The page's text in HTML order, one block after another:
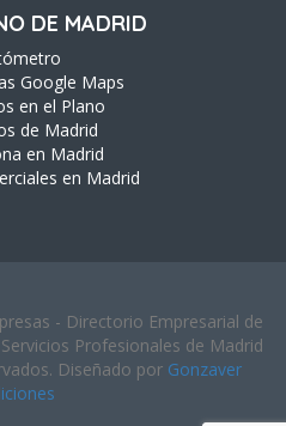
DE MADRID
Google Maps
en el Plano
de Madrid
en Madrid
en Madrid
- Directorio Empresarial de
Profesionales de Madrid
Diseñado por Gonzaver